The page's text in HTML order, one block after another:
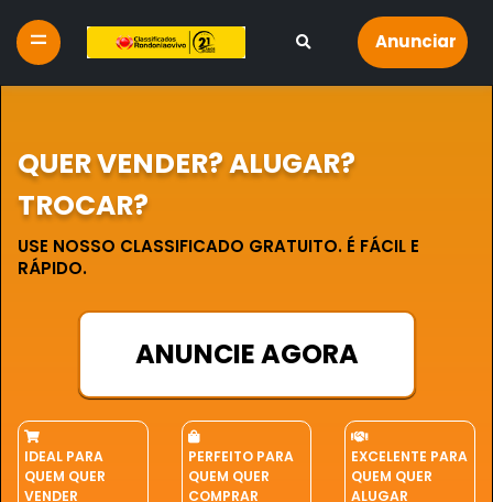
Anunciar
QUER VENDER? ALUGAR?
TROCAR?
USE NOSSO CLASSIFICADO GRATUITO. É FÁCIL E
RÁPIDO.
ANUNCIE AGORA
IDEAL PARA
QUEM QUER
VENDER
PERFEITO PARA
QUEM QUER
COMPRAR
EXCELENTE PARA
QUEM QUER
ALUGAR